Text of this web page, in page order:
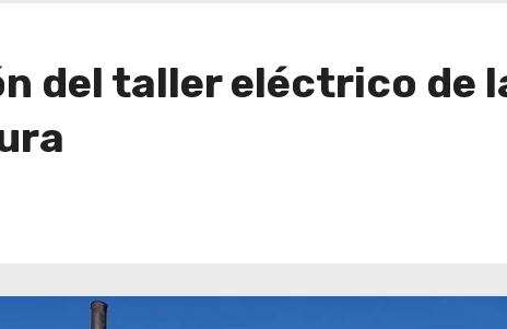
del taller eléctrico de